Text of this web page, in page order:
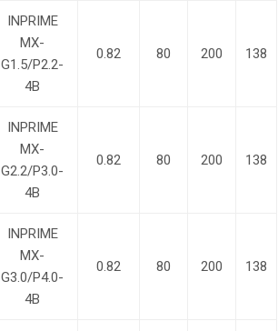
INPRIME
MX-
G1.5/P2.2-
4B
0.82 80 200 138
INPRIME
MX-
G2.2/P3.0-
4B
0.82 80 200 138
INPRIME
MX-
G3.0/P4.0-
4B
0.82 80 200 138